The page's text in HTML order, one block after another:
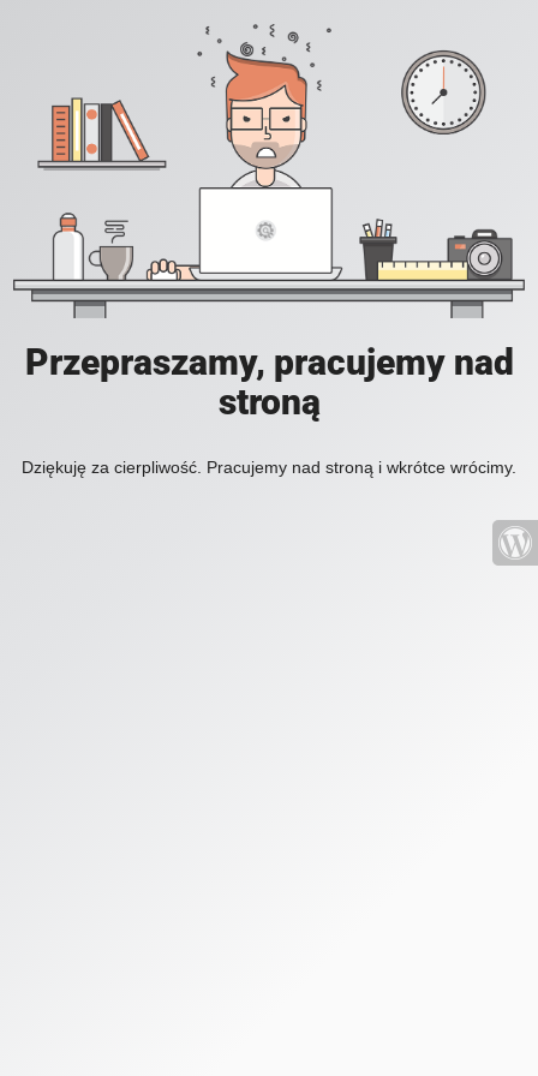
Przepraszamy, pracujemy nad
stroną
Dziękuję za cierpliwość. Pracujemy nad stroną i wkrótce wrócimy.